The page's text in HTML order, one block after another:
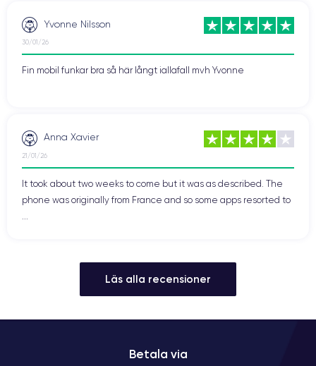
Yvonne Nilsson
30/01/26
Fin mobil funkar bra så här långt iallafall mvh Yvonne
Anna Xavier
21/01/26
It took about two weeks to come but it was as described. The
phone was originally from France and so some apps resorted to
Läs alla recensioner
Betala via